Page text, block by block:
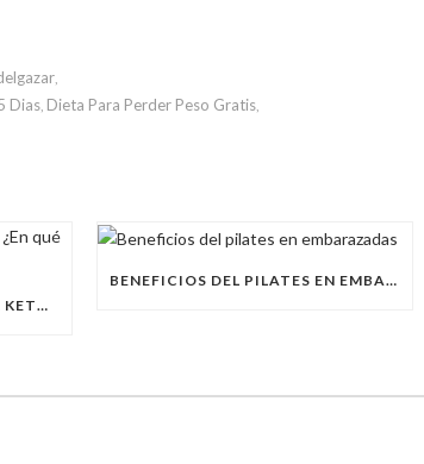
Dias Dieta Para Perder Peso Gratis
DIETA CETOGÉNICA O DIETA KETO ¿EN QUÉ CONSISTE?
BENEFICIOS DEL PILATES EN EMBARAZADAS